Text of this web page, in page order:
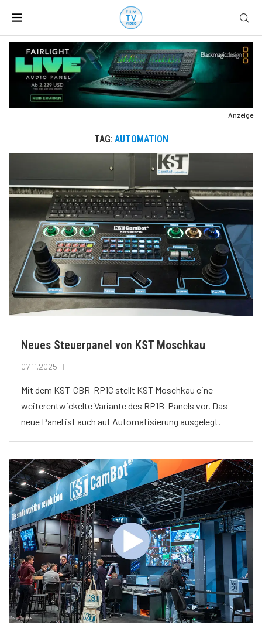
Anzeige
TAG: AUTOMATION
Neues Steuerpanel von KST Moschkau
07.11.2025
Mit dem KST-CBR-RP1C stellt KST Moschkau eine
weiterentwickelte Variante des RP1B-Panels vor. Das
neue Panel ist auch auf Automatisierung ausgelegt.